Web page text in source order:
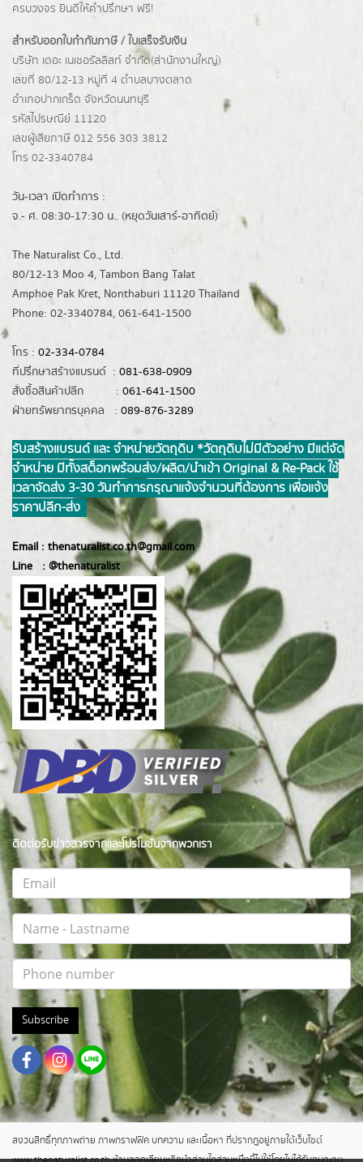
ครบวงจร ยินดีให้คำปรึกษา ฟรี!
สำหรับออกใบกำกับภาษี / ใบเสร็จรับเงิน
บริษัท เดอะ เนเชอรัลลิสท์ จำกัด(ส่านักงานใหญ่)
เลขที่ 80/12-13 หมู่ที่ 4 ตำบลบางตลาด
อำเภอปากเกร็ด จังหวัดนนทบุรี
รหัสไปรษณีย์ 11120
เลขผู้เสียภาษี 012 556 303 3812
โทร 02-3340784
วัน-เวลา เปิดทำการ :
จ.- ศ. 08:30-17:30 น.. (หยุดวันเสาร์-อาทิตย์)
The Naturalist Co., Ltd.
80/12-13 Moo 4, Tambon Bang Talat
Amphoe Pak Kret, Nonthaburi 11120 Thailand
Phone: 02-3340784, 061-641-1500
โทร : 02-334-0784
ที่ปรึกษาสร้างแบรนด์ : 081-638-0909
สั่งซื้อสินค้าปลีก : 061-641-1500
ฝ่ายทรัพยากรบุคคล : 089-876-3289
รับสร้างแบรนด์ และ จำหน่ายวัตถุดิบ *วัตถุดิบไม่มีตัวอย่าง มีแต่จัด
จำหน่าย มีทั้งสต็อกพร้อมส่ง/ผลิต/นำเข้า Original & Re-Pack ใช้
เวลาจัดส่ง 3-30 วันทำการ กรุณาแจ้งจำนวนที่ต้องการ เพื่อแจ้ง
ราคาปลีก-ส่ง
Email : thenaturalist.co.th@gmail.com
Line : @thenaturalist
ติดต่อรับข่าวสารจากและโปรโมชั่นจากพวกเรา
Subscribe
สงวนสิทธิ์ทุกภาพถ่าย ภาพกราฟฟิค บทความ และเนื้อหา ที่ปรากฎอยู่ภายใต้เว็บไซต์